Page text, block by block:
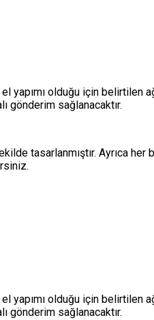
yapımı olduğu için
sağlanacaktır.
tasarlanmıştır. Ayrıca
yapımı olduğu için
sağlanacaktır.